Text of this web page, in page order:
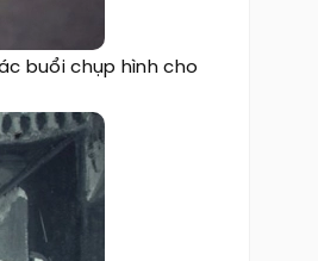
buổi chụp hình cho